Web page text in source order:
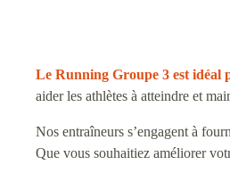
Le Running Groupe 3 est idéal
aider les athlètes à atteindre et
Nos entraîneurs s’engagent à
Que vous souhaitiez améliorer